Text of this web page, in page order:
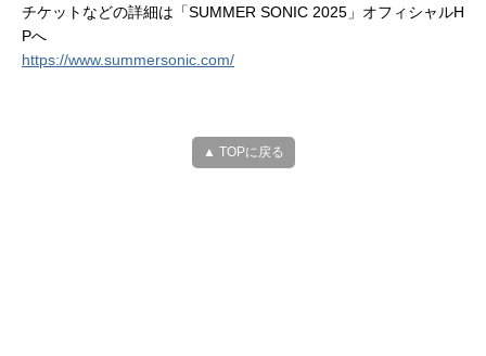
チケットなどの詳細は「SUMMER SONIC 2025」オフィシャルH
Pへ
https://www.summersonic.com/
▲ TOPに戻る